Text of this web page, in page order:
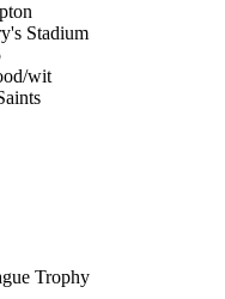
Stadium
wit
Trophy